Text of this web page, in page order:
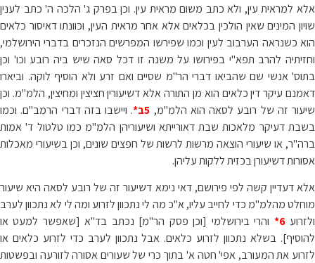
אלא למראית עין, ולא כתב משום מראית עין. וכן בפרק ג' הלכה ה' כתב לענין
שויון המינים שאין הולכין בכלאים אלא אחר מראית העין, וכוונתו דאיסור כלאים
הוא כשנראה הערבוב לעין וכמו שפירשו המפרשים הנזכרים בדברי הירושלמי,
וחזיתיה להרב תפא"י בפירושו על משנה זו דכל סאה שיש ביה רובע וכו' וכן
בתוס' אנשי שם שהביאו דברי הר"מ שסיים ואם זרע ולא הוסיף לוקה. וביארו
דאמנם עיקר דין כלאים הוא מן התורה אלא דשיעורין חציצין ומחיצין, הלמ"מ. וכן
שיעור זה של רובע לסאה הוא הלמ"מ, 5ב*
. ויישבו בזה דברי הרמב"ם. וכמו
בשבת דעיקר מלאכות שבת דאורייתא ושיעוריהן הלמ"מ כמו טלטול ד' אמות
ברה"ר, או שיעורי הוצאה מרשות לרשות של חפצים שונים, וכן בשיעורי מאכלות
אסורות דשיעורן בכזית ללקות עליהן.
אלא דעדיין קשה לפי פירושם, דאי נימא דשיעור זה של רובע לסאה היא שיעור
מוחלט מהלמ"מ כדי לחייב עליו, א"כ מה לי נתכוון לזרוע ומה לי לא נתכוון לערב
ולזרוע6*
והרי בירושלמי [וכן פסק הר"מ] נכתב בד"א [שאפשר למעט או
להוסיף]. בשלא נתכוון לזרוע כלאים. אבל נתכוון לערב כדי לזרוע כלאים או
לזרוע את המעורב, אפי' חטה א' בתוך כרי של שעורים אסורה לזורעה ובפשטות